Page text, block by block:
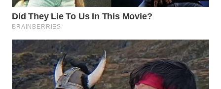
SPORT
WAHANA
UMKM